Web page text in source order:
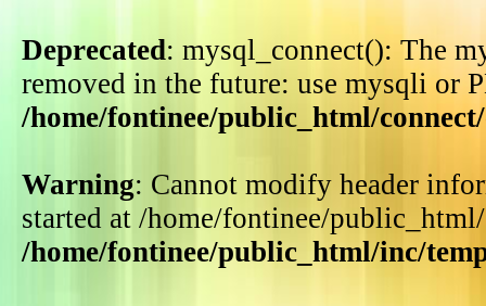
Deprecated: mysql_connect(): The
removed in the future: use mysqli or
/home/fontinee/public_html/
Warning: Cannot modify header
started at /home/fontinee/
/home/fontinee/public_html/inc/